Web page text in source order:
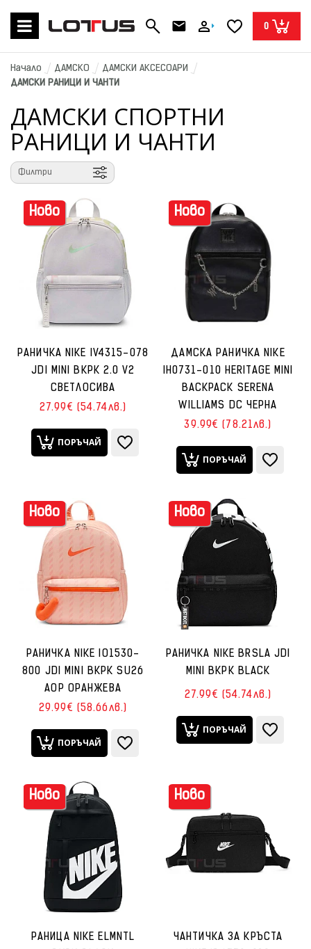
0
Начало ДАМСКО
ДАМСКИ АКСЕСОАРИ
ДАМСКИ РАНИЦИ И ЧАНТИ
ДАМСКИ СПОРТНИ
РАНИЦИ И ЧАНТИ
Филтри
Ново
РАНИЧКА NIKE IV4315-078
JDI MINI BKPK 2.0 V2
СВЕТЛОСИВА
27.99€ (54.74лв.)
ПОРЪЧАЙ
Ново
ДАМСКА РАНИЧКА NIKE
IH0731-010 HERITAGE MINI
BACKPACK SERENA
WILLIAMS DC ЧЕРНА
39.99€ (78.21лв.)
ПОРЪЧАЙ
Ново
РАНИЧКА NIKE IO1530-
800 JDI MINI BKPK SU26
AOP ОРАНЖЕВА
29.99€ (58.66лв.)
ПОРЪЧАЙ
Ново
РАНИЧКА NIKE BRSLA JDI
MINI BKPK BLACK
27.99€ (54.74лв.)
ПОРЪЧАЙ
Ново
РАНИЦА NIKE ELMNTL
Ново
ЧАНТИЧКА ЗА КРЪСТА